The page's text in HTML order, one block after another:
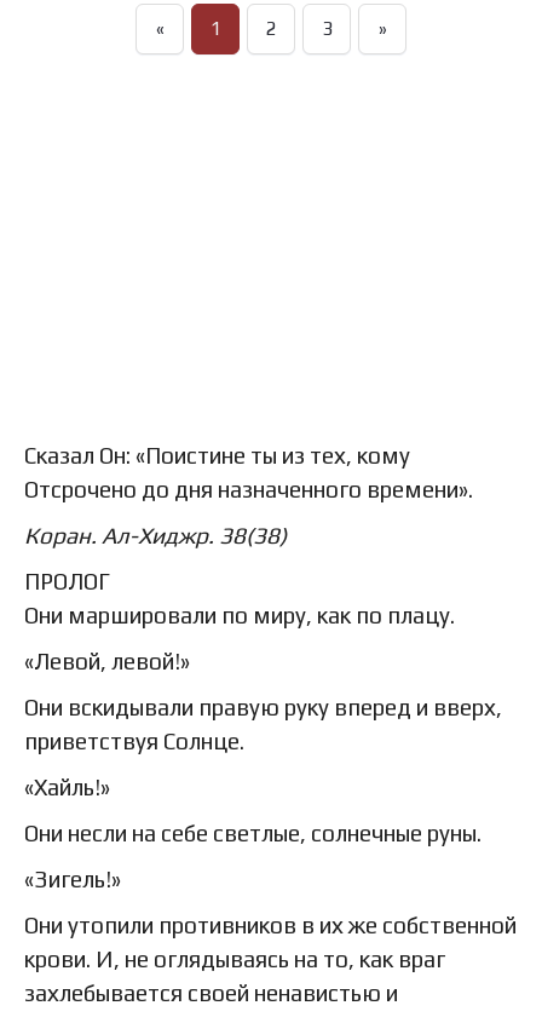
« 1 2 3 »
Сказал Он: «Поистине ты из тех, кому
Отсрочено до дня назначенного времени».
Коран. Ал-Хиджр. 38(38)
ПРОЛОГ
Они маршировали по миру, как по плацу.
«Левой, левой!»
Они вскидывали правую руку вперед и вверх,
приветствуя Солнце.
«Хайль!»
Они несли на себе светлые, солнечные руны.
«Зигель!»
Они утопили противников в их же собственной
крови. И, не оглядываясь на то, как враг
захлебывается своей ненавистью и